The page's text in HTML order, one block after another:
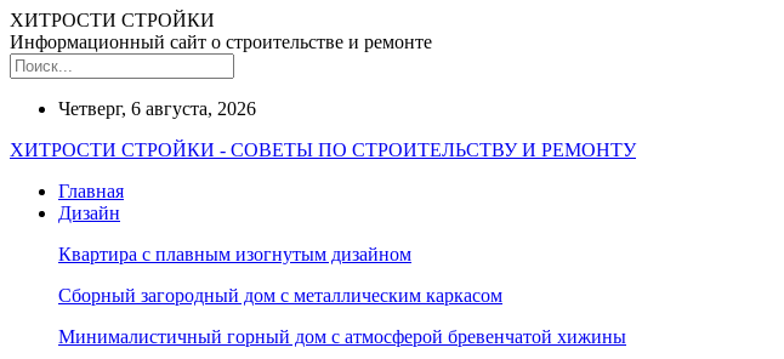
ХИТРОСТИ СТРОЙКИ
Информационный сайт о строительстве и ремонте
Четверг, 6 августа, 2026
ХИТРОСТИ СТРОЙКИ - СОВЕТЫ ПО СТРОИТЕЛЬСТВУ И РЕМОНТУ
Главная
Дизайн
Квартира с плавным изогнутым дизайном
Сборный загородный дом с металлическим каркасом
Минималистичный горный дом с атмосферой бревенчатой хижины